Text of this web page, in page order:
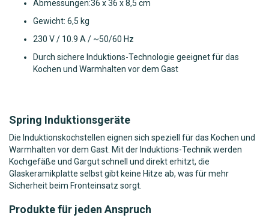
Abmessungen:36 x 36 x 8,5 cm
Gewicht: 6,5 kg
230 V / 10.9 A / ~50/60 Hz
Durch sichere Induktions-Technologie geeignet für das
Kochen und Warmhalten vor dem Gast
Spring Induktionsgeräte
Die Induktionskochstellen eignen sich speziell für das Kochen und
Warmhalten vor dem Gast. Mit der Induktions-Technik werden
Kochgefäße und Gargut schnell und direkt erhitzt, die
Glaskeramikplatte selbst gibt keine Hitze ab, was für mehr
Sicherheit beim Fronteinsatz sorgt.
Produkte für jeden Anspruch